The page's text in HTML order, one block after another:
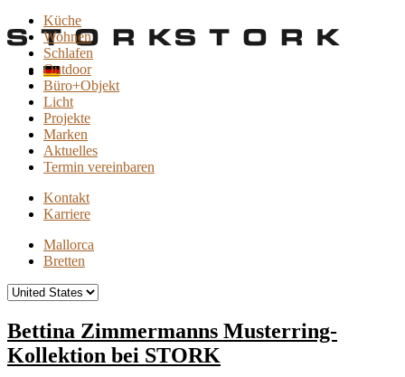
Küche
Wohnen
Schlafen
Outdoor
Büro+Objekt
Licht
Projekte
Marken
Aktuelles
Termin vereinbaren
Kontakt
Karriere
Mallorca
Bretten
Bettina Zimmermanns Musterring-
Kollektion bei STORK